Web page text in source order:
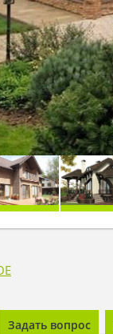
Задать вопрос